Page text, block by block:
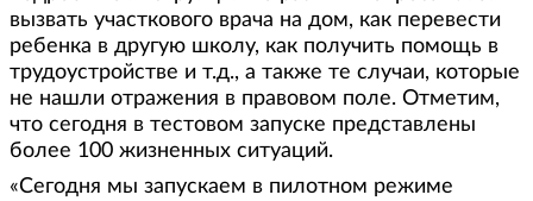
вызвать участкового врача на дом, как перевести
ребенка в другую школу, как получить помощь в
трудоустройстве и т.д., а также те случаи, которые
не нашли отражения в правовом поле. Отметим,
что сегодня в тестовом запуске представлены
более 100 жизненных ситуаций.
«Сегодня мы запускаем в пилотном режиме